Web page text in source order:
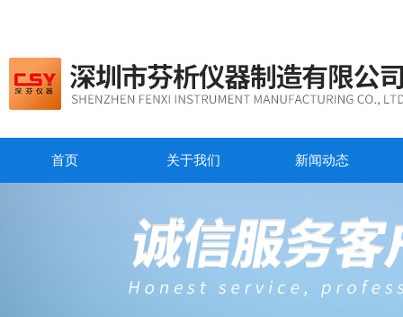
首页 关于我们 新闻动态